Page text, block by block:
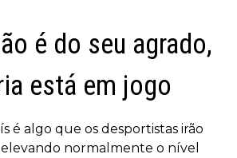
é do seu agrado,
está em jogo
é algo que os desportistas irão
normalmente o nível